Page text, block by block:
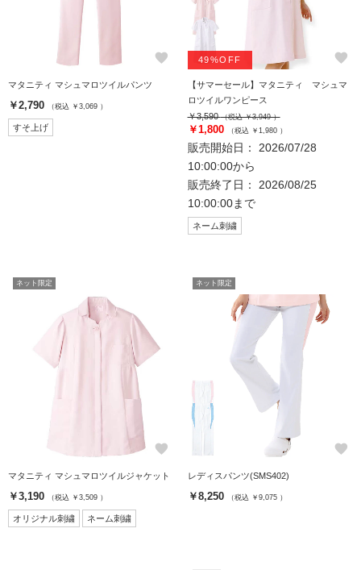
favorite
マタニティ マシュマロツイルパンツ
￥2,790 （税込 ￥3,069 ）
すそ上げ
49%OFF favorite
【サマーセール】マタニティ マシュマ
ロツイルワンピース
￥3,590（税込 ￥3,949 ）
￥1,800 （税込 ￥1,980 ）
販売開始日： 2026/07/28
10:00:00から
販売終了日： 2026/08/25
10:00:00まで
ネーム刺繍
ネット限定
favorite
マタニティ マシュマロツイルジャケット
￥3,190 （税込 ￥3,509 ）
オリジナル刺繍 ネーム刺繍
ネット限定
favorite
レディスパンツ(SMS402)
￥8,250 （税込 ￥9,075 ）